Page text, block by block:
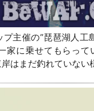
主催の”琵琶湖人工
家に乗せてもらっ
はまだ釣れていない